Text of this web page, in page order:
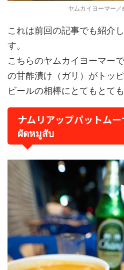
ヤムカイヨーマー
これは前回の記事でも紹介
す。
こちらのヤムカイヨーマー
の甘酢漬け（ガリ）がトッ
ビールの相棒にとてもとて
ナムリアップパットム
ผัดหมูสับ